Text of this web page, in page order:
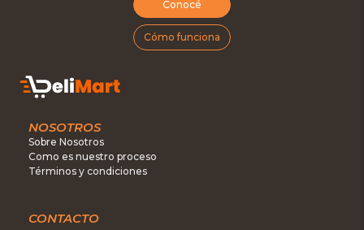
Conocé
Cómo funciona
NOSOTROS
Sobre Nosotros
Como es nuestro proceso
Términos y condiciones
CONTACTO